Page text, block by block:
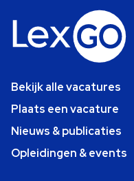
Bekijk alle vacatures
Plaats een vacature
Nieuws & publicaties
Opleidingen & events